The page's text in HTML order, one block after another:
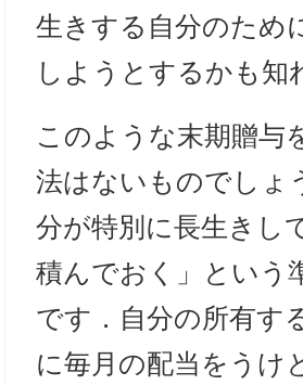
生きする自分のため
しようとするかも知
このような末期贈与
法はないものでしょ
分が特別に長生きし
積んでおく」という
です．自分の所有す
に毎月の配当をうけ